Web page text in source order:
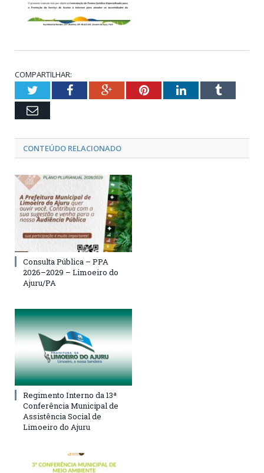
COMPARTILHAR:
TwitterFacebookGoogle+PinterestLinkedInTumblr
Email
CONTEÚDO RELACIONADO
Consulta Pública – PPA
2026–2029 – Limoeiro do
Ajuru/PA
Regimento Interno da 13ª
Conferência Municipal de
Assistência Social de
Limoeiro do Ajuru